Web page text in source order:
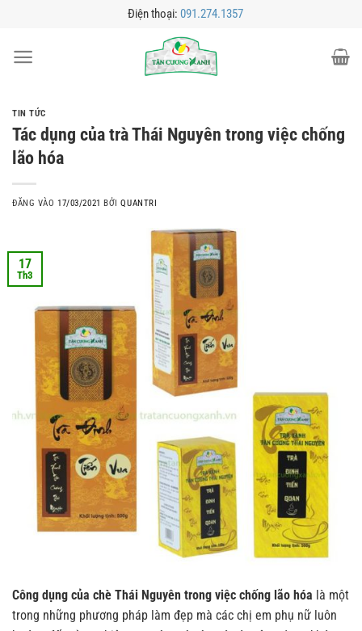
nội
Điện thoại: 091.274.1357
TIN TỨC
Tác dụng của trà Thái Nguyên trong việc chống
lão hóa
ĐĂNG VÀO17/03/2021 BỞIQUANTRI
17
Th3
Công dụng của chè Thái Nguyên trong việc chống lão hóa là một
trong những phương pháp làm đẹp mà các chị em phụ nữ luôn